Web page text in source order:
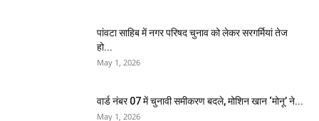
पांवटा साहिब में नगर परिषद चुनाव को लेकर सरगर्मियां तेज
हो...
May 1, 2026
वार्ड नंबर 07 में चुनावी समीकरण बदले, मोशिन खान ‘मोनू’ ने...
May 1, 2026